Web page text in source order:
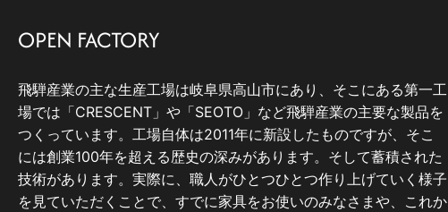
OPEN FACTORY
飛騨産業の主な生産工場は岐阜県高山市にあり、そこにある第一工
場では「CRESCENT」や「SEOTO」など飛騨産業の主要な製品を
つくっています。工場自体は2011年に新設したものですが、そこ
には創業100年を超える歴史の深みがあります。そして蓄積された
技術があります。実際に、職人がひとつひとつ作り上げていく様子
を見ていただくことで、すでに家具をお使いのみなさまや、これか